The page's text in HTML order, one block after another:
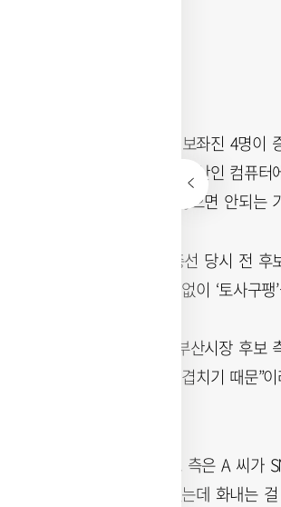
A 씨는 전 후보의 보좌진 4명
지시 없이 회사의 자산인 컴퓨
하라고 지시하지 않으면 안되
A 씨는 “2016년 총선 당시 전
만에 별다른 이유 없이 ‘토사구
국민의힘 박형준 부산시장 후
금 현실과 정확히 겹치기 때문
이에 대해 전 후보 측은 A 씨가
터 전 후보를 모셨는데 화내는